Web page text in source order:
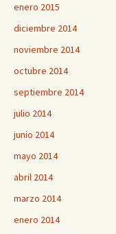
enero 2015
diciembre 2014
noviembre 2014
octubre 2014
septiembre 2014
julio 2014
junio 2014
mayo 2014
abril 2014
marzo 2014
enero 2014